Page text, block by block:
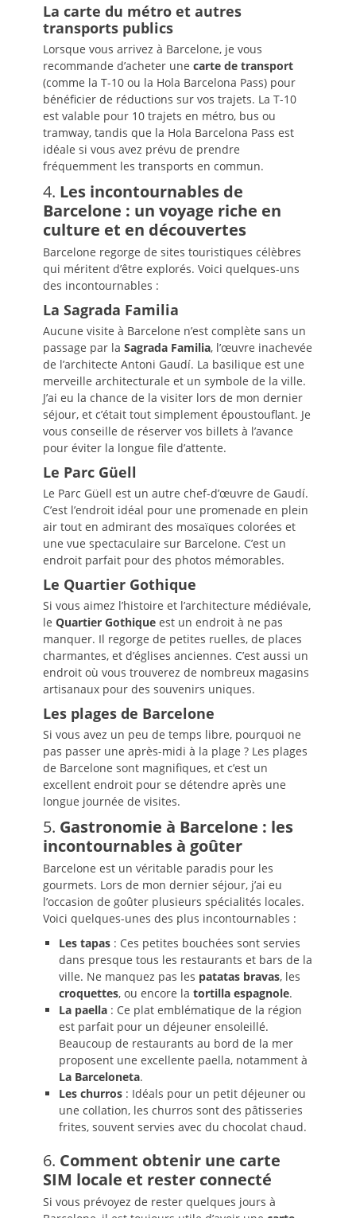
La carte du métro et autres
transports publics
Lorsque vous arrivez à Barcelone, je vous
recommande d’acheter une carte de transport
(comme la T-10 ou la Hola Barcelona Pass) pour
bénéficier de réductions sur vos trajets. La T-10
est valable pour 10 trajets en métro, bus ou
tramway, tandis que la Hola Barcelona Pass est
idéale si vous avez prévu de prendre
fréquemment les transports en commun.
4. Les incontournables de
Barcelone : un voyage riche en
culture et en découvertes
Barcelone regorge de sites touristiques célèbres
qui méritent d’être explorés. Voici quelques-uns
des incontournables :
La Sagrada Familia
Aucune visite à Barcelone n’est complète sans un
passage par la Sagrada Familia, l’œuvre inachevée
de l’architecte Antoni Gaudí. La basilique est une
merveille architecturale et un symbole de la ville.
J’ai eu la chance de la visiter lors de mon dernier
séjour, et c’était tout simplement époustouflant. Je
vous conseille de réserver vos billets à l’avance
pour éviter la longue file d’attente.
Le Parc Güell
Le Parc Güell est un autre chef-d’œuvre de Gaudí.
C’est l’endroit idéal pour une promenade en plein
air tout en admirant des mosaïques colorées et
une vue spectaculaire sur Barcelone. C’est un
endroit parfait pour des photos mémorables.
Le Quartier Gothique
Si vous aimez l’histoire et l’architecture médiévale,
le Quartier Gothique est un endroit à ne pas
manquer. Il regorge de petites ruelles, de places
charmantes, et d’églises anciennes. C’est aussi un
endroit où vous trouverez de nombreux magasins
artisanaux pour des souvenirs uniques.
Les plages de Barcelone
Si vous avez un peu de temps libre, pourquoi ne
pas passer une après-midi à la plage ? Les plages
de Barcelone sont magnifiques, et c’est un
excellent endroit pour se détendre après une
longue journée de visites.
5. Gastronomie à Barcelone : les
incontournables à goûter
Barcelone est un véritable paradis pour les
gourmets. Lors de mon dernier séjour, j’ai eu
l’occasion de goûter plusieurs spécialités locales.
Voici quelques-unes des plus incontournables :
Les tapas : Ces petites bouchées sont servies
dans presque tous les restaurants et bars de la
ville. Ne manquez pas les patatas bravas, les
croquettes, ou encore la tortilla espagnole.
La paella : Ce plat emblématique de la région
est parfait pour un déjeuner ensoleillé.
Beaucoup de restaurants au bord de la mer
proposent une excellente paella, notamment à
La Barceloneta.
Les churros : Idéals pour un petit déjeuner ou
une collation, les churros sont des pâtisseries
frites, souvent servies avec du chocolat chaud.
6. Comment obtenir une carte
SIM locale et rester connecté
Si vous prévoyez de rester quelques jours à